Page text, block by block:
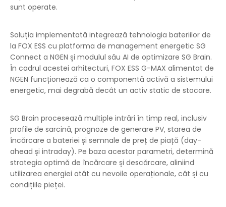
sunt operate.
Soluția implementată integrează tehnologia bateriilor de
la FOX ESS cu platforma de management energetic SG
Connect a NGEN și modulul său AI de optimizare SG Brain.
În cadrul acestei arhitecturi, FOX ESS G-MAX alimentat de
NGEN funcționează ca o componentă activă a sistemului
energetic, mai degrabă decât un activ static de stocare.
SG Brain procesează multiple intrări în timp real, inclusiv
profile de sarcină, prognoze de generare PV, starea de
încărcare a bateriei și semnale de preț de piață (day-
ahead și intraday). Pe baza acestor parametri, determină
strategia optimă de încărcare și descărcare, aliniind
utilizarea energiei atât cu nevoile operaționale, cât și cu
condițiile pieței.